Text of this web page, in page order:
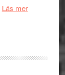
Edge
spännande
Läs merom